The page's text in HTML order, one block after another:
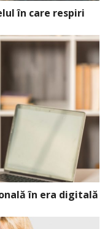
în care respiri
în era digitală